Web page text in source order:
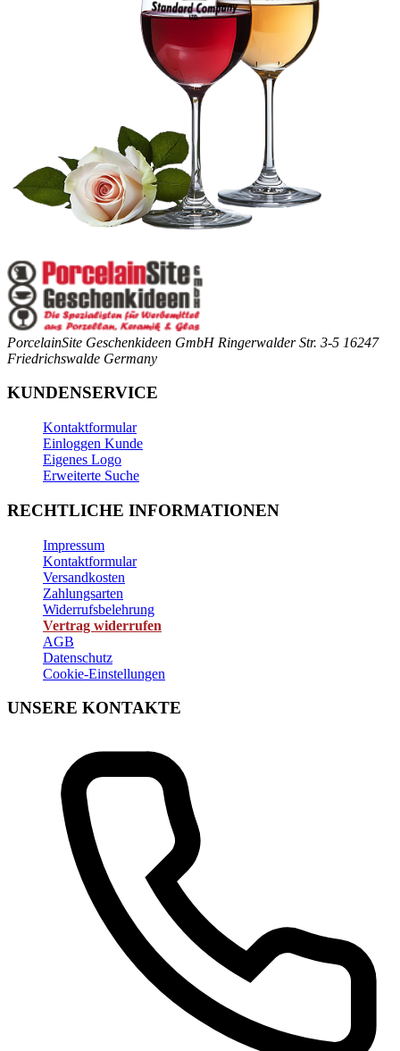
PorcelainSite Geschenkideen GmbH Ringerwalder Str. 3-5 16247
Friedrichswalde Germany
KUNDENSERVICE
Kontaktformular
Einloggen Kunde
Eigenes Logo
Erweiterte Suche
RECHTLICHE INFORMATIONEN
Impressum
Kontaktformular
Versandkosten
Zahlungsarten
Widerrufsbelehrung
Vertrag widerrufen
AGB
Datenschutz
Cookie-Einstellungen
UNSERE KONTAKTE